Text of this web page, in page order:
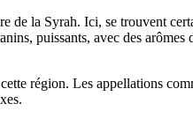
la Syrah. Ici, se trouvent
puissants, avec des
région. Les appellations